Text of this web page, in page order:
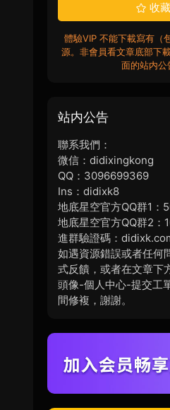
收藏
體驗VIP 不能下載寫有（
源。非會員看文章底部下
面的站内公
站内公告
聯系我們：
微信：didixingkong
QQ：3096699369
Ins：didixk8
地底星空官方QQ群1
地底星空官方QQ群2：
進群驗證碼：
如遇資源錯誤或者任何
式反饋，或者在文章下
頭像-個人中心-提交工
間修複，謝謝。